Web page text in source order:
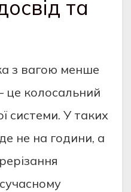
та
з вагою менше
це колосальний
системи. У таких
не на години, а